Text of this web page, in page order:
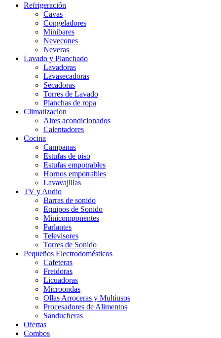
Refrigeración
Cavas
Congeladores
Minibares
Nevecones
Neveras
Lavado y Planchado
Lavadoras
Lavasecadoras
Secadoras
Torres de Lavado
Planchas de ropa
Climatizacion
Aires acondicionados
Calentadores
Cocina
Campanas
Estufas de piso
Estufas empotrables
Hornos empotrables
Lavavajillas
TV y Audio
Barras de sonido
Equipos de Sonido
Minicomponentes
Parlantes
Televisores
Torres de Sonido
Pequeños Electrodomésticos
Cafeteras
Freidoras
Licuadoras
Microondas
Ollas Arroceras y Multiusos
Procesadores de Alimentos
Sanducheras
Ofertas
Combos